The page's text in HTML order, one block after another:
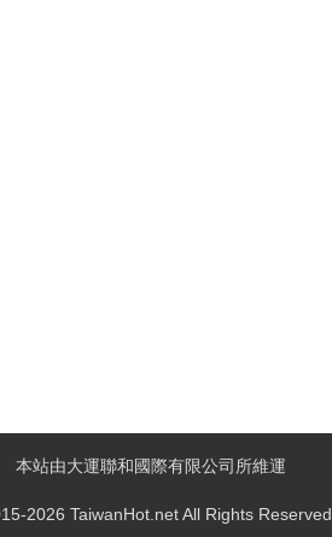
本站由大運聯和國際有限公司所維運
2026 TaiwanHot.net All Rights Reserved.